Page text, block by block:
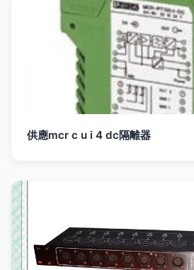
供應mcr c u i 4 dc隔離器